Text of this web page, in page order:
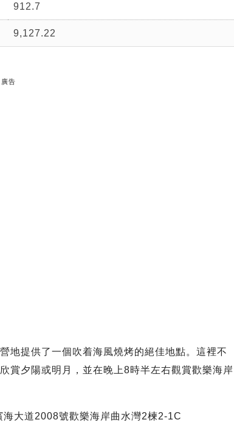
912.7
9,127.22
廣告
地提供了一個吹着海風燒烤的絕佳地點。這裡不
賞夕陽或明月，並在晚上8時半左右觀賞歡樂海岸
大道2008號歡樂海岸曲水灣2楝2-1C